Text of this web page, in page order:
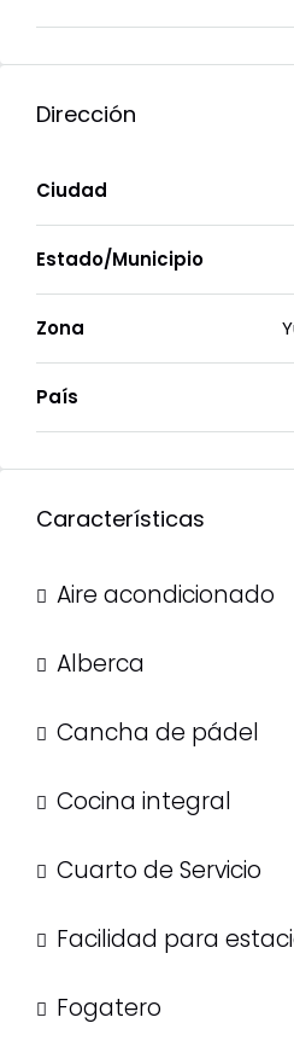
Dirección
Ciudad
Estado/Municipio
Zona
País
Características
Aire acondicionado
Alberca
Cancha de pádel
Cocina integral
Cuarto de Servicio
Facilidad para
Fogatero